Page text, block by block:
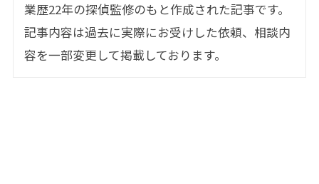
業歴22年の探偵監修のもと作成された記事です。
記事内容は過去に実際にお受けした依頼、相談内
容を一部変更して掲載しております。